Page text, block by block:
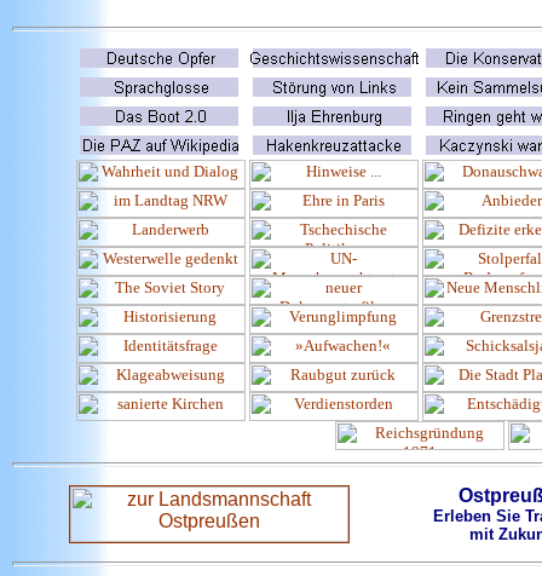
Erleben Sie
mit